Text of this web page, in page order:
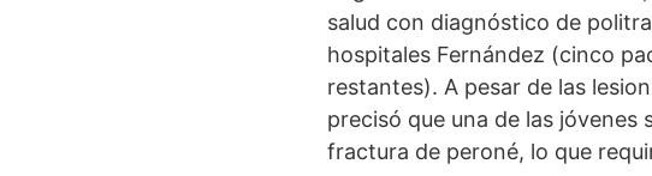
salud con diagnóstico de
hospitales Fernández (cinco
restantes). A pesar de las
precisó que una de las
fractura de peroné, lo que